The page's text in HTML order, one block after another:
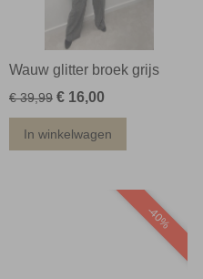
Wauw glitter broek grijs
€ 39,99 € 16,00
In winkelwagen
-40%